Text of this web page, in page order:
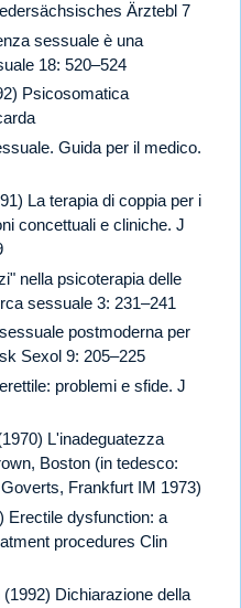
Ärztebl 7
sessuale è una
18: 520–524
Psicosomatica
Guida per il medico.
La terapia di coppia per i
concettuali e cliniche. J
nella psicoterapia delle
sessuale 3: 231–241
postmoderna per
Sexol 9: 205–225
problemi e sfide. J
L'inadeguatezza
Boston (in tedesco:
Frankfurt IM 1973)
Erectile dysfunction: a
procedures Clin
Dichiarazione della